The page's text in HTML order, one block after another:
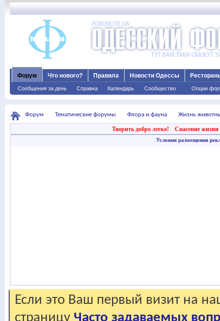
Форум
Сообщения за день Справка Календарь Сообщество Опции
Что нового? Правила Новости Одессы
Форум Тематические форумы Флора и фауна Жизнь
Творить добро легко! Спасение жизни
Условия размещения
Если это Ваш первый визит на
страницу Часто задаваемых